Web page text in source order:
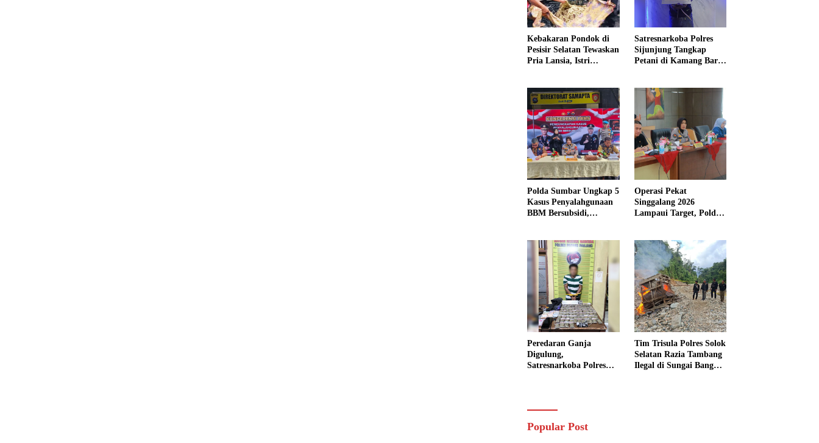
Kebakaran Pondok di
Pesisir Selatan Tewaskan
Pria Lansia, Istri
Satresnarkoba Polres
Sijunjung Tangkap
Petani di Kamang Baru,
Polda Sumbar Ungkap 5
Kasus Penyalahgunaan
BBM Bersubsidi,
Bio Solar
Operasi Pekat
Singgalang 2026
Lampaui Target, Polda
Kriminal
Peredaran Ganja
Digulung,
Satresnarkoba Polres
Datar
Tim Trisula Polres Solok
Selatan Razia Tambang
Ilegal di Sungai Bangko,
Popular Post